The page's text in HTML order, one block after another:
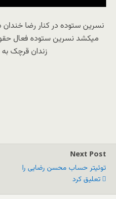
نسرین ستوده در کنار رضا
زندان قرچک
Next Post
توئیتر حساب محسن رضایی را
تعلیق کرد